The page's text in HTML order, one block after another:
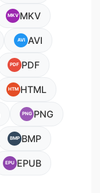
MKV MKV
AVI AVI
PDF PDF
HTM HTML
PNG PNG
BMP BMP
EPU EPUB